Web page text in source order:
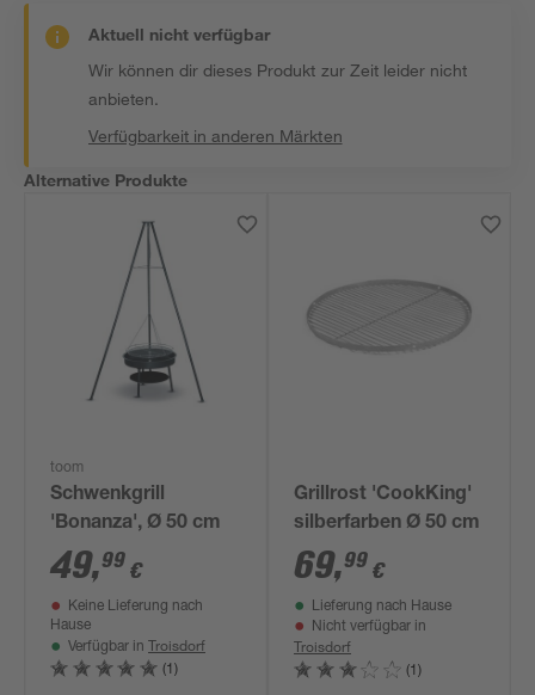
Aktuell nicht verfügbar
Wir können dir dieses Produkt zur Zeit leider nicht
anbieten.
Verfügbarkeit in anderen Märkten
Alternative Produkte
toom
Schwenkgrill
'Bonanza', Ø 50 cm
49,99 €
Keine Lieferung nach
Hause
Verfügbar in Troisdorf
(1)
Grillrost 'CookKing'
silberfarben Ø 50 cm
69,99 €
Lieferung nach Hause
Nicht verfügbar in
Troisdorf
(1)